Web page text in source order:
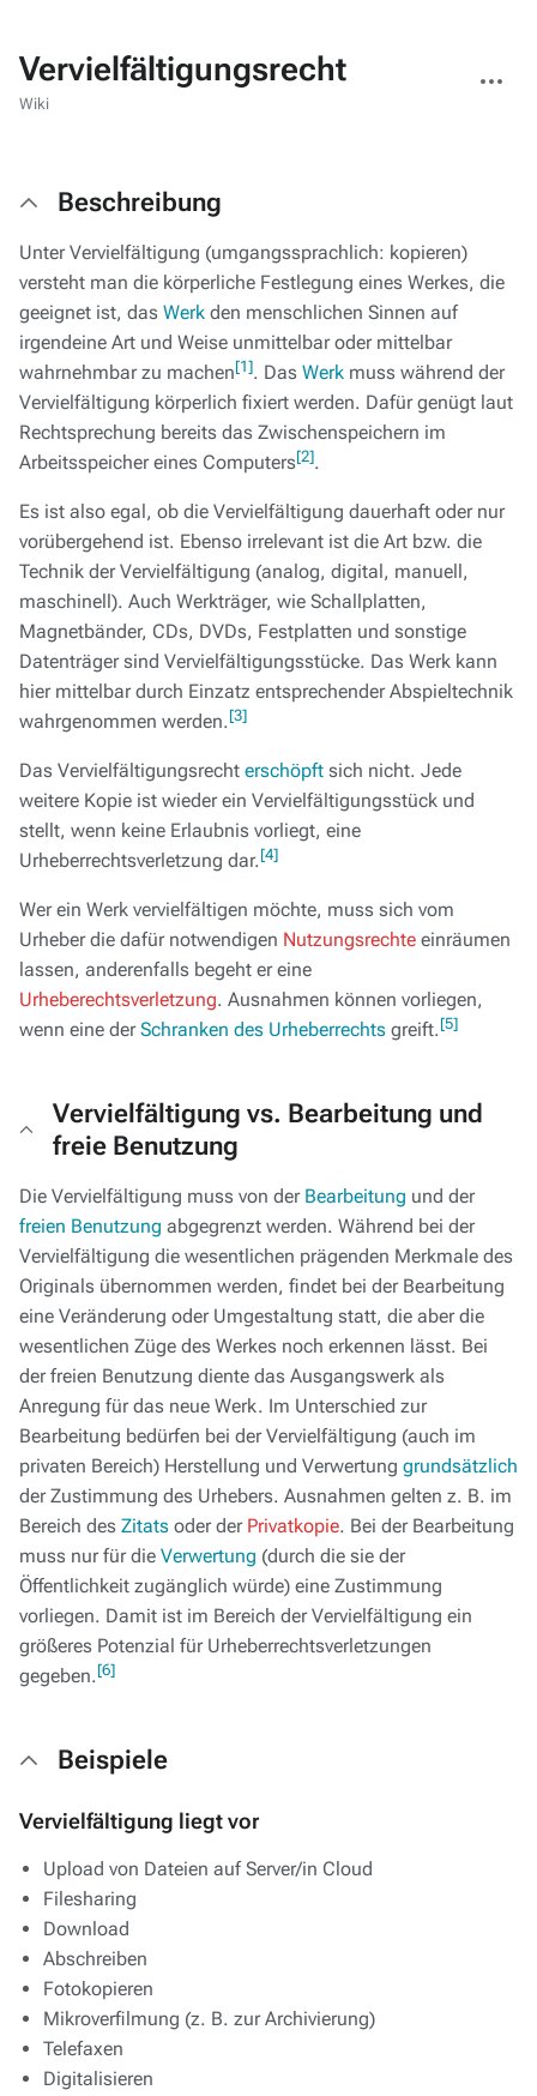
Vervielfältigungsrecht
Wiki
Aktionen
Beschreibung
Unter Vervielfältigung (umgangssprachlich: kopieren)
versteht man die körperliche Festlegung eines Werkes, die
geeignet ist, das Werk den menschlichen Sinnen auf
irgendeine Art und Weise unmittelbar oder mittelbar
wahrnehmbar zu machen[1]. Das Werk muss während der
Vervielfältigung körperlich fixiert werden. Dafür genügt laut
Rechtsprechung bereits das Zwischenspeichern im
Arbeitsspeicher eines Computers[2].
Es ist also egal, ob die Vervielfältigung dauerhaft oder nur
vorübergehend ist. Ebenso irrelevant ist die Art bzw. die
Technik der Vervielfältigung (analog, digital, manuell,
maschinell). Auch Werkträger, wie Schallplatten,
Magnetbänder, CDs, DVDs, Festplatten und sonstige
Datenträger sind Vervielfältigungsstücke. Das Werk kann
hier mittelbar durch Einzatz entsprechender Abspieltechnik
wahrgenommen werden.[3]
Das Vervielfältigungsrecht erschöpft sich nicht. Jede
weitere Kopie ist wieder ein Vervielfältigungsstück und
stellt, wenn keine Erlaubnis vorliegt, eine
Urheberrechtsverletzung dar.[4]
Wer ein Werk vervielfältigen möchte, muss sich vom
Urheber die dafür notwendigen Nutzungsrechte einräumen
lassen, anderenfalls begeht er eine
Urheberechtsverletzung. Ausnahmen können vorliegen,
wenn eine derSchranken des Urheberrechts greift.[5]
Vervielfältigung vs. Bearbeitung und
freie Benutzung
Die Vervielfältigung muss von der Bearbeitung und der
freien Benutzung abgegrenzt werden. Während bei der
Vervielfältigung die wesentlichen prägenden Merkmale des
Originals übernommen werden, findet bei der Bearbeitung
eine Veränderung oder Umgestaltung statt, die aber die
wesentlichen Züge des Werkes noch erkennen lässt. Bei
der freien Benutzung diente das Ausgangswerk als
Anregung für das neue Werk. Im Unterschied zur
Bearbeitung bedürfen bei der Vervielfältigung (auch im
privaten Bereich) Herstellung und Verwertung grundsätzlich
der Zustimmung des Urhebers. Ausnahmen gelten z. B. im
Bereich des Zitats oder der Privatkopie. Bei der Bearbeitung
muss nur für die Verwertung (durch die sie der
Öffentlichkeit zugänglich würde) eine Zustimmung
vorliegen. Damit ist im Bereich der Vervielfältigung ein
größeres Potenzial für Urheberrechtsverletzungen
gegeben.[6]
Beispiele
Vervielfältigung liegt vor
Upload von Dateien auf Server/in Cloud
Filesharing
Download
Abschreiben
Fotokopieren
Mikroverfilmung (z. B. zur Archivierung)
Telefaxen
Digitalisieren